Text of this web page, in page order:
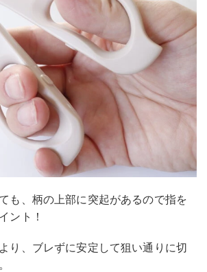
も、柄の上部に突起があるので指を
ント！
り、ブレずに安定して狙い通りに切